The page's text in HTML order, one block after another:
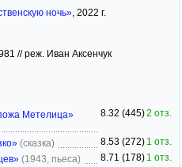
ночь», 2022 г.
// реж. Иван Аксенчук
Метелица»
8.32 (445)2 отз.
(сказка) 8.53 (272) 1 отз.
(1943, пьеса) 8.71 (178) 1 отз.